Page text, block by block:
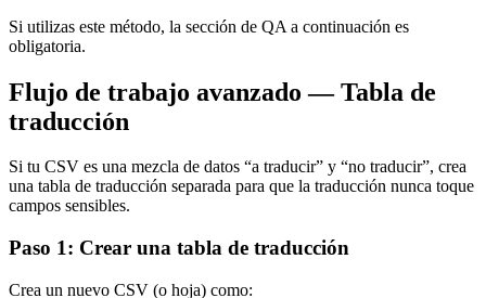
Si utilizas este método, la sección de QA a continuación es
obligatoria.
Flujo de trabajo avanzado — Tabla de
traducción
Si tu CSV es una mezcla de datos “a traducir” y “no traducir”, crea
una tabla de traducción separada para que la traducción nunca toque
campos sensibles.
Paso 1: Crear una tabla de traducción
Crea un nuevo CSV (o hoja) como: